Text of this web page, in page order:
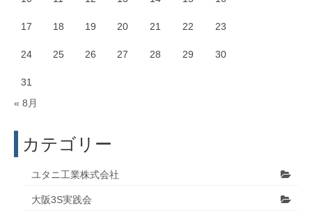
17 18 19 20 21 22 23
24 25 26 27 28 29 30
31
« 8月
カテゴリー
ユタニ工業株式会社
大阪3S実践会